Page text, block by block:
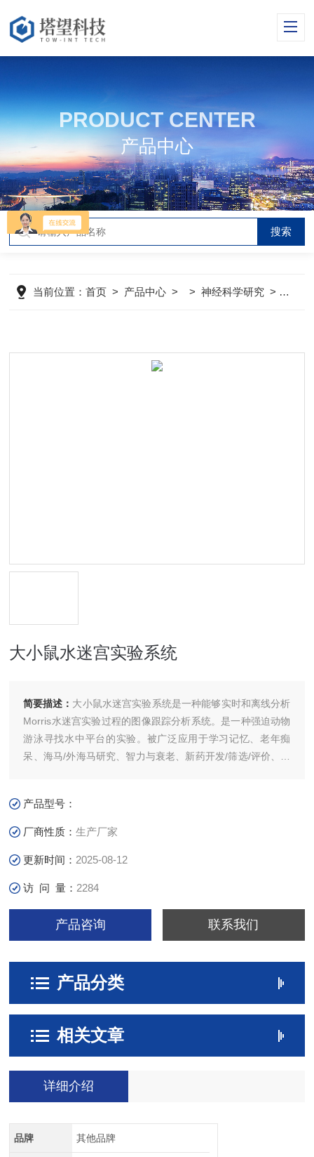
PRODUCT CENTER
产品中心
当前位置：首页 > 产品中心 > >神经科学研究 > 大小
大小鼠水迷宫实验系统
简要描述： 大小鼠水迷宫实验系统是一种能够实时和离线分析
Morris水迷宫实验过程的图像跟踪分析系统。是一种强迫动物
游泳寻找水中平台的实验。被广泛应用于学习记忆、老年痴
呆、海马/外海马研究、智力与衰老、新药开发/筛选/评价、药
上已经得到广泛地认可，是医学院校开展行为学研究尤其是学
习与记忆研究的经典实验
产品型号：
厂商性质：生产厂家
更新时间： 2025-08-12
访 问 量： 2284
产品咨询 联系我们
产品分类
相关文章
详细介绍
品牌 其他品牌